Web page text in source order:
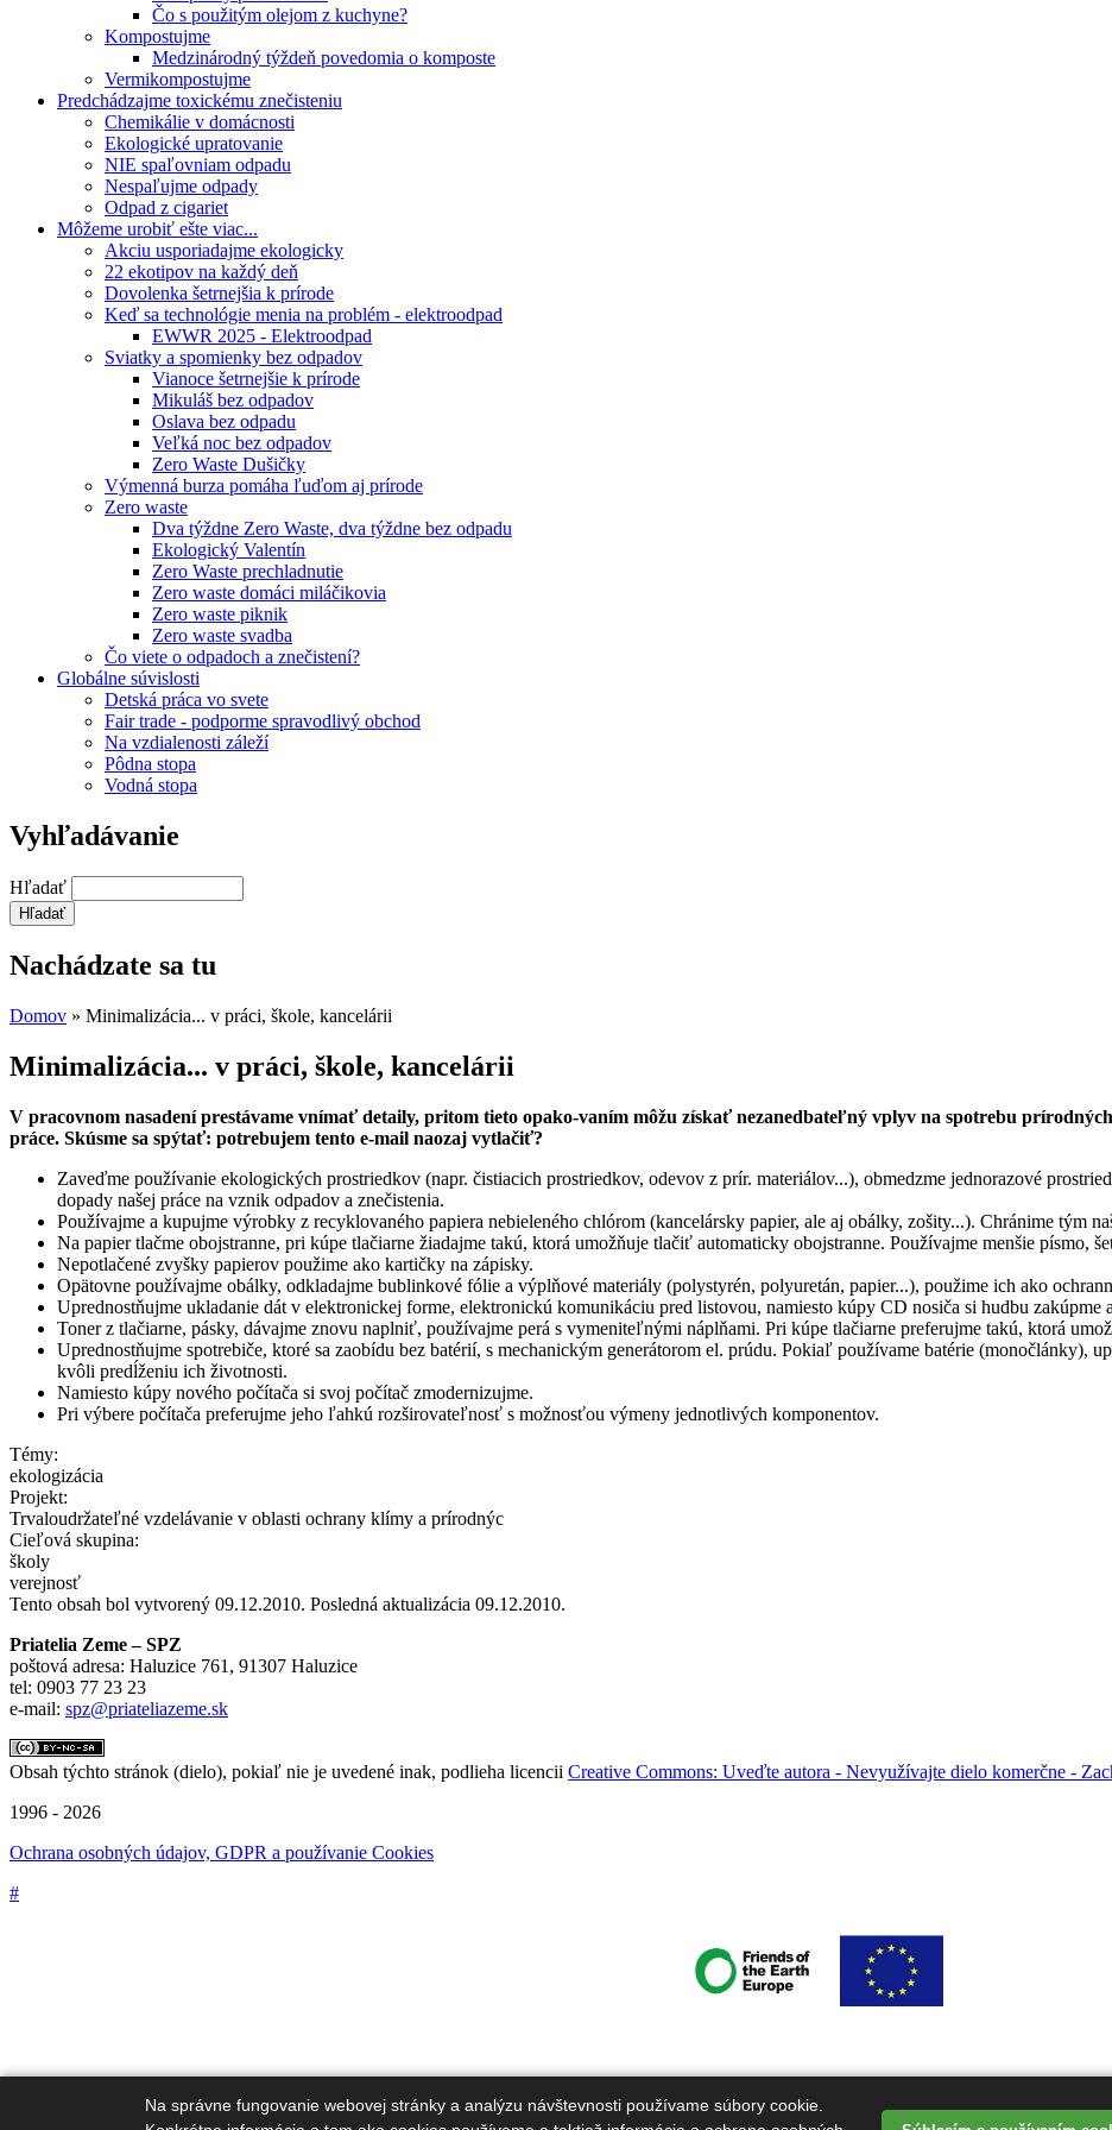
Čo s použitým olejom z kuchyne?
Kompostujme
Medzinárodný týždeň povedomia o komposte
Vermikompostujme
Predchádzajme toxickému znečisteniu
Chemikálie v domácnosti
Ekologické upratovanie
NIE spaľovniam odpadu
Nespaľujme odpady
Odpad z cigariet
Môžeme urobiť ešte viac...
Akciu usporiadajme ekologicky
22 ekotipov na každý deň
Dovolenka šetrnejšia k prírode
Keď sa technológie menia na problém - elektroodpad
EWWR 2025 - Elektroodpad
Sviatky a spomienky bez odpadov
Vianoce šetrnejšie k prírode
Mikuláš bez odpadov
Oslava bez odpadu
Veľká noc bez odpadov
Zero Waste Dušičky
Výmenná burza pomáha ľuďom aj prírode
Zero waste
Dva týždne Zero Waste, dva týždne bez odpadu
Ekologický Valentín
Zero Waste prechladnutie
Zero waste domáci miláčikovia
Zero waste piknik
Zero waste svadba
Čo viete o odpadoch a znečistení?
Globálne súvislosti
Detská práca vo svete
Fair trade - podporme spravodlivý obchod
Na vzdialenosti záleží
Pôdna stopa
Vodná stopa
Vyhľadávanie
Hľadať
Nachádzate sa tu
Domov » Minimalizácia... v práci, škole, kancelárii
Minimalizácia... v práci, škole, kancelárii
V pracovnom nasadení prestávame vnímať detaily, pritom tieto opako-vaním môžu získať nezanedbateľný vplyv na spotrebu
práce. Skúsme sa spýtať: potrebujem tento e-mail naozaj vytlačiť?
Zaveďme používanie ekologických prostriedkov (napr. čistiacich prostriedkov, odevov z prír. materiálov...), obmedzme jednorazové
dopady našej práce na vznik odpadov a znečistenia.
Používajme a kupujme výrobky z recyklovaného papiera nebieleného chlórom (kancelársky papier, ale aj obálky, zošity...). Chránime tým
Na papier tlačme obojstranne, pri kúpe tlačiarne žiadajme takú, ktorá umožňuje tlačiť automaticky obojstranne. Používajme menšie písmo,
Nepotlačené zvyšky papierov použime ako kartičky na zápisky.
Opätovne používajme obálky, odkladajme bublinkové fólie a výplňové materiály (polystyrén, polyuretán, papier...), použime ich ako
Uprednostňujme ukladanie dát v elektronickej forme, elektronickú komunikáciu pred listovou, namiesto kúpy CD nosiča si hudbu zakúpme
Toner z tlačiarne, pásky, dávajme znovu naplniť, používajme perá s vymeniteľnými náplňami. Pri kúpe tlačiarne preferujme takú, ktorá
Uprednostňujme spotrebiče, ktoré sa zaobídu bez batérií, s mechanickým generátorom el. prúdu. Pokiaľ používame batérie (monočlánky),
kvôli predĺženiu ich životnosti.
Namiesto kúpy nového počítača si svoj počítač zmodernizujme.
Pri výbere počítača preferujme jeho ľahkú rozširovateľnosť s možnosťou výmeny jednotlivých komponentov.
Témy:
ekologizácia
Projekt:
Trvaloudržateľné vzdelávanie v oblasti ochrany klímy a prírodnýc
Cieľová skupina:
školy
verejnosť
Tento obsah bol vytvorený 09.12.2010. Posledná aktualizácia 09.12.2010.
Priatelia Zeme – SPZ
poštová adresa: Haluzice 761, 91307 Haluzice
tel: 0903 77 23 23
e-mail: spz@priateliazeme.sk
Obsah týchto stránok (dielo), pokiaľ nie je uvedené inak, podlieha licencii Creative Commons: Uveďte autora - Nevyužívajte dielo komerčne -
1996 - 2026
Ochrana osobných údajov, GDPR a používanie Cookies
#
Na správne fungovanie webovej stránky a analýzu návštevnosti používame súbory cookie.